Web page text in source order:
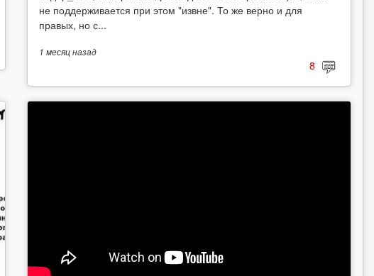
не поддерживается при этом "извне". То же верно и для
правых, но с...
1 месяцназад
8